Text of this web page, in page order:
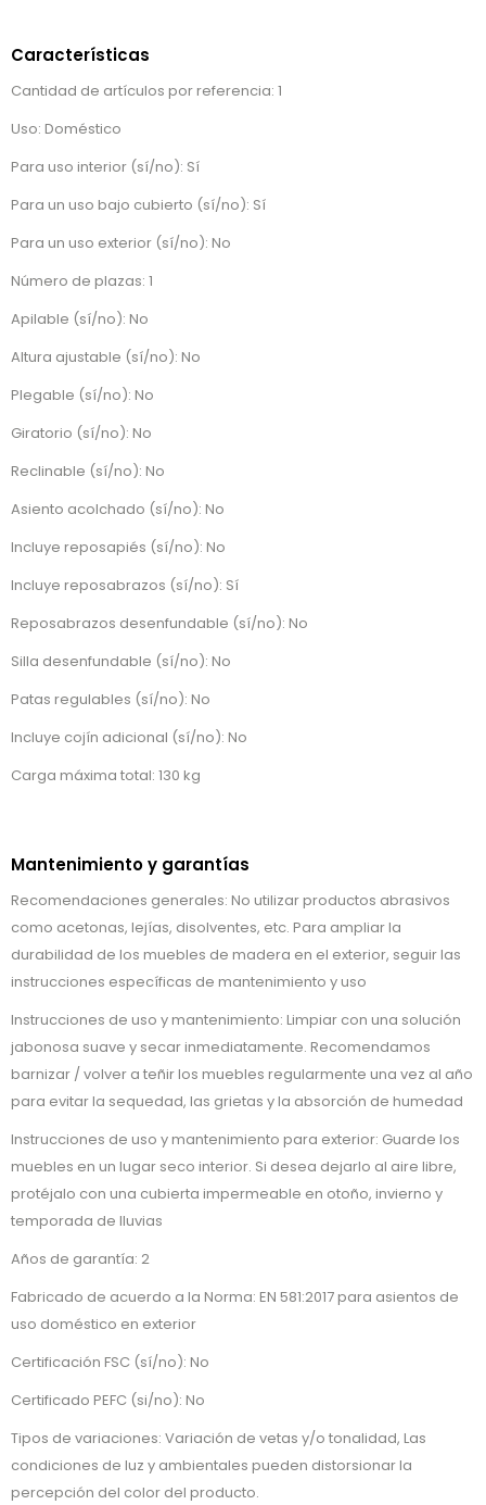
Características
Cantidad de artículos por referencia: 1
Uso: Doméstico
Para uso interior (sí/no): Sí
Para un uso bajo cubierto (sí/no): Sí
Para un uso exterior (sí/no): No
Número de plazas: 1
Apilable (sí/no): No
Altura ajustable (sí/no): No
Plegable (sí/no): No
Giratorio (sí/no): No
Reclinable (sí/no): No
Asiento acolchado (sí/no): No
Incluye reposapiés (sí/no): No
Incluye reposabrazos (sí/no): Sí
Reposabrazos desenfundable (sí/no): No
Silla desenfundable (sí/no): No
Patas regulables (sí/no): No
Incluye cojín adicional (sí/no): No
Carga máxima total: 130 kg
Mantenimiento y garantías
Recomendaciones generales: No utilizar productos abrasivos
como acetonas, lejías, disolventes, etc. Para ampliar la
durabilidad de los muebles de madera en el exterior, seguir las
instrucciones específicas de mantenimiento y uso
Instrucciones de uso y mantenimiento: Limpiar con una solución
jabonosa suave y secar inmediatamente. Recomendamos
barnizar / volver a teñir los muebles regularmente una vez al año
para evitar la sequedad, las grietas y la absorción de humedad
Instrucciones de uso y mantenimiento para exterior: Guarde los
muebles en un lugar seco interior. Si desea dejarlo al aire libre,
protéjalo con una cubierta impermeable en otoño, invierno y
temporada de lluvias
Años de garantía: 2
Fabricado de acuerdo a la Norma: EN 581:2017 para asientos de
uso doméstico en exterior
Certificación FSC (sí/no): No
Certificado PEFC (si/no): No
Tipos de variaciones: Variación de vetas y/o tonalidad, Las
condiciones de luz y ambientales pueden distorsionar la
percepción del color del producto.